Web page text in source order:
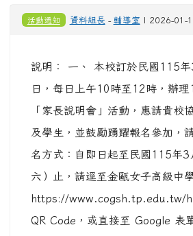
活動通知 資料組長 - 輔導室 | 2026-01-
說明： 一、 本校訂於民國115
日，每日上午10時至12時，辦
「家長說明會」活動，惠請貴校
及學生，並鼓勵踴躍報名參加，
名方式：自即日起至民國115年3
六）止，請逕至金甌女子高級中
https://www.cogsh.tp.edu.tw/
QR Code，或直接至 Google 表